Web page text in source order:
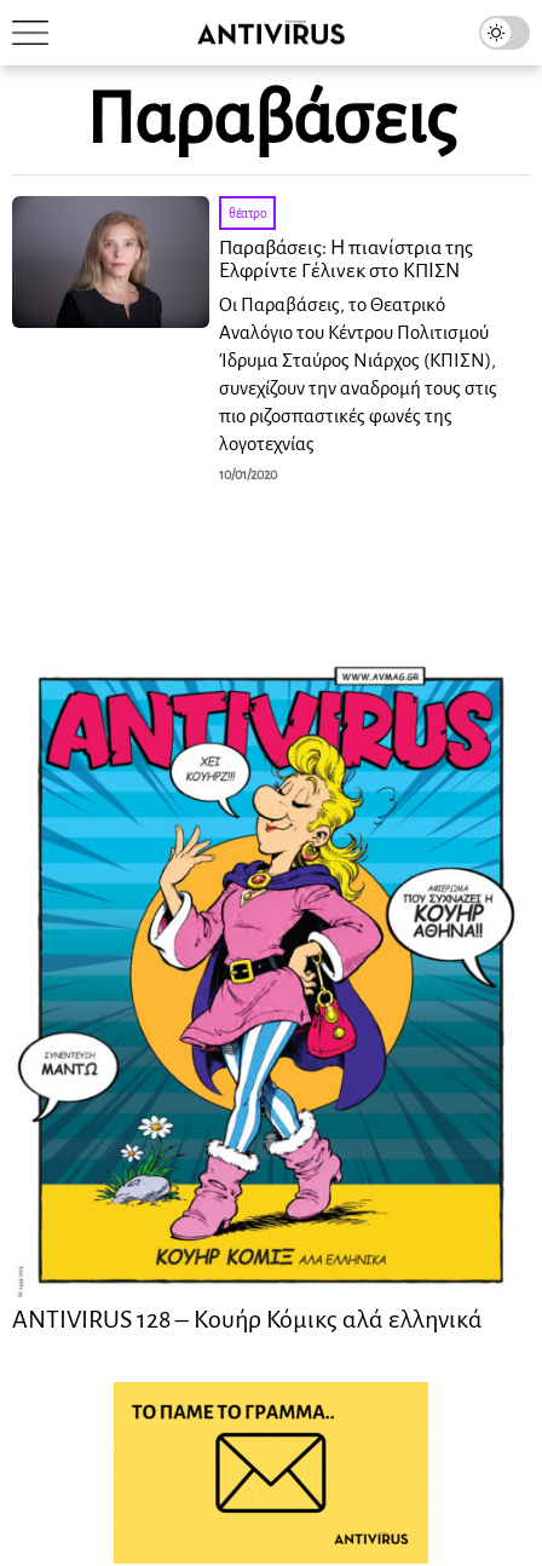
Παραβάσεις
θέατρο
Παραβάσεις: Η πιανίστρια της
Ελφρίντε Γέλινεκ στο ΚΠΙΣΝ
Οι Παραβάσεις, το Θεατρικό
Αναλόγιο του Κέντρου Πολιτισμού
Ίδρυμα Σταύρος Νιάρχος (ΚΠΙΣΝ),
συνεχίζουν την αναδρομή τους στις
πιο ριζοσπαστικές φωνές της
λογοτεχνίας
10/01/2020
ANTIVIRUS 128 – Kουήρ Κόμικς αλά ελληνικά